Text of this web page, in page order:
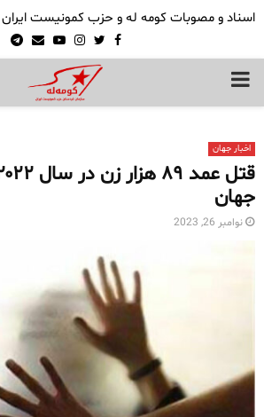
اسناد و مصوبات کومه له و حزب کمونیست ایران
Facebook
Twitter
Instagram
Youtube
Email
PRIMARY
اخبار جهان
جهان
نوامبر 26, 2023